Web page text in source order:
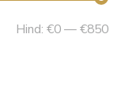
Hind: €0—€850